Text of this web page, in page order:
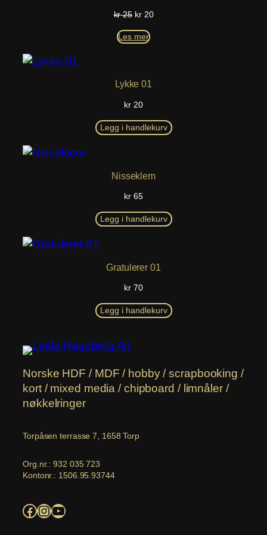
kr25 Opprinnelig
var:
kr20Nåværende
Les mer
Lykke 01
kr 20
Legg i handlekurv
Nisseklem
kr 65
Legg i handlekurv
Gratulerer 01
kr 70
Legg i handlekurv
Norske HDF / MDF / hobby / scrapbooking /
kort / mixed media / chipboard / limnåler /
nøkkelringer
Torpåsen terrasse 7, 1658 Torp
Org.nr.: 932 035 723
Kontonr.: 1506.95.93744
Facebook
Instagram
YouTube